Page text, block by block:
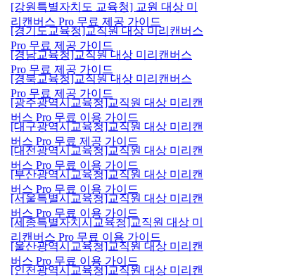
[강원특별자치도 교육청] 교원 대상 미
리캔버스 Pro 무료 제공 가이드
[경기도교육청]교직원 대상 미리캔버스
Pro 무료 제공 가이드
[경남교육청]교직원 대상 미리캔버스
Pro 무료 제공 가이드
[경북교육청]교직원 대상 미리캔버스
Pro 무료 제공 가이드
[광주광역시교육청]교직원 대상 미리캔
버스 Pro 무료 이용 가이드
[대구광역시교육청]교직원 대상 미리캔
버스 Pro 무료 제공 가이드
[대전광역시교육청]교직원 대상 미리캔
버스 Pro 무료 이용 가이드
[부산광역시교육청]교직원 대상 미리캔
버스 Pro 무료 이용 가이드
[서울특별시교육청]교직원 대상 미리캔
버스 Pro 무료 이용 가이드
[세종특별자치시교육청]교직원 대상 미
리캔버스 Pro 무료 이용 가이드
[울산광역시교육청]교직원 대상 미리캔
버스 Pro 무료 이용 가이드
[인천광역시교육청]교직원 대상 미리캔